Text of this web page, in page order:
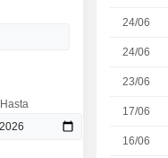
24/06
24/06
23/06
17/06
16/06
Hasta